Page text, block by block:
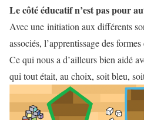
Le côté éducatif n’est pas pour
Avec une initiation aux différents
associés, l’apprentissage des
Ce qui nous a d’ailleurs bien aidé
qui tout était, au choix, soit bleu,